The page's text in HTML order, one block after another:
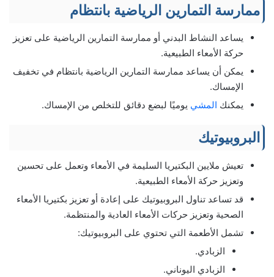
ممارسة التمارين الرياضية بانتظام
يساعد النشاط البدني أو ممارسة التمارين الرياضية على تعزيز
حركة الأمعاء الطبيعية.
يمكن أن يساعد ممارسة التمارين الرياضية بانتظام في تخفيف
الإمساك.
يمكنك المشي يوميًا لبضع دقائق للتخلص من الإمساك.
البروبيوتيك
تعيش ملايين البكتيريا السليمة في الأمعاء وتعمل على تحسين
وتعزيز حركة الأمعاء الطبيعية.
قد تساعد تناول البروبيوتيك على إعادة أو تعزيز بكتيريا الأمعاء
الصحية وتعزيز حركات الأمعاء العادية والمنتظمة.
تشمل الأطعمة التي تحتوي على البروبيوتيك:
الزبادي.
الزبادي اليوناني.